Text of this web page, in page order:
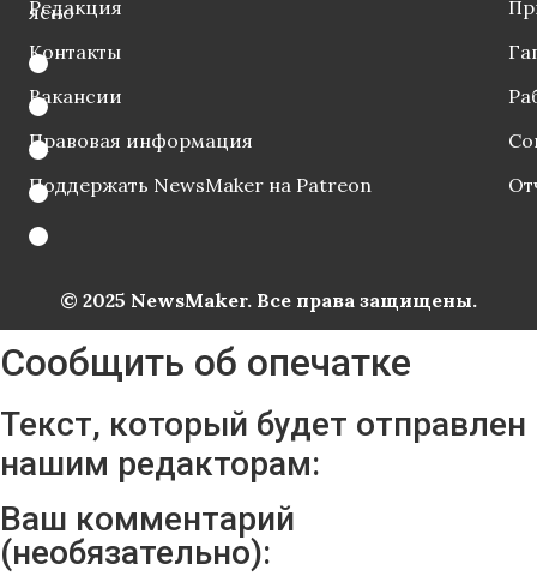
ясно
Редакция
Контакты
Вакансии
Правовая информация
Поддержать NewsMaker на Patreon
© 2025 NewsMaker. Все права защищены.
Сообщить об опечатке
Текст, который будет отправлен
нашим редакторам:
Ваш комментарий
(необязательно):